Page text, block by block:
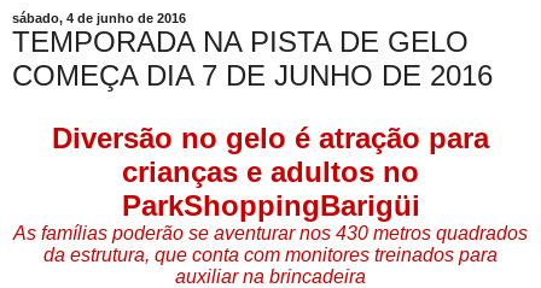
sábado, 4 de junho de 2016
TEMPORADA NA PISTA DE GELO
COMEÇA DIA 7 DE JUNHO DE 2016
Diversão no gelo é atração para
crianças e adultos no
ParkShoppingBarigüi
As famílias poderão se aventurar nos 430 metros quadrados
da estrutura, que conta com monitores treinados para
auxiliar na brincadeira